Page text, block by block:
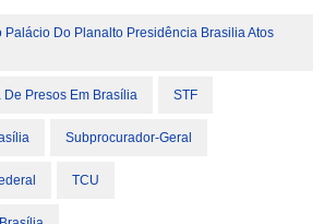
Palácio Do Planalto Presidência Brasilia Atos
Presos Em Brasília STF
Subprocurador-Geral
TCU